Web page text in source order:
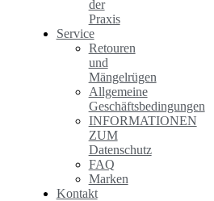
der
Praxis
Service
Retouren
und
Mängelrügen
Allgemeine
Geschäftsbedingungen
INFORMATIONEN
ZUM
Datenschutz
FAQ
Marken
Kontakt